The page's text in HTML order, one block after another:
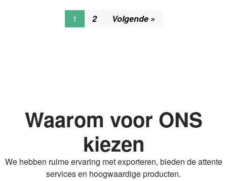
1 2 Volgende »
Waarom voor ONS
kiezen
We hebben ruime ervaring met exporteren, bieden de attente
services en hoogwaardige producten.